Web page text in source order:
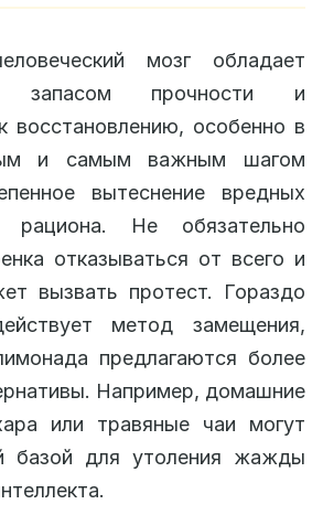
мозг обладает
запасом прочности и
восстановлению, особенно в
и самым важным шагом
вытеснение вредных
рациона. Не обязательно
отказываться от всего и
вызвать протест. Гораздо
метод замещения,
предлагаются более
Например, домашние
или травяные чаи могут
базой для утоления жажды